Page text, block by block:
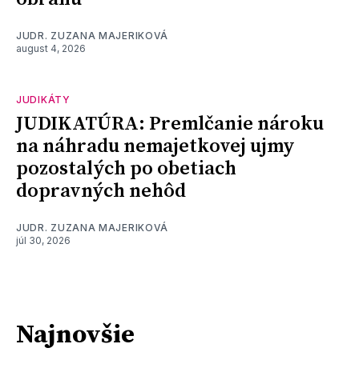
JUDR. ZUZANA MAJERIKOVÁ
august 4, 2026
JUDIKÁTY
JUDIKATÚRA: Premlčanie nároku
na náhradu nemajetkovej ujmy
pozostalých po obetiach
dopravných nehôd
JUDR. ZUZANA MAJERIKOVÁ
júl 30, 2026
Najnovšie